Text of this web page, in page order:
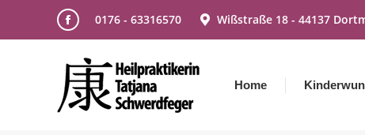
Facebook
opens
in
0176 - 63316570 Wißstraße 18 - 44137
Home